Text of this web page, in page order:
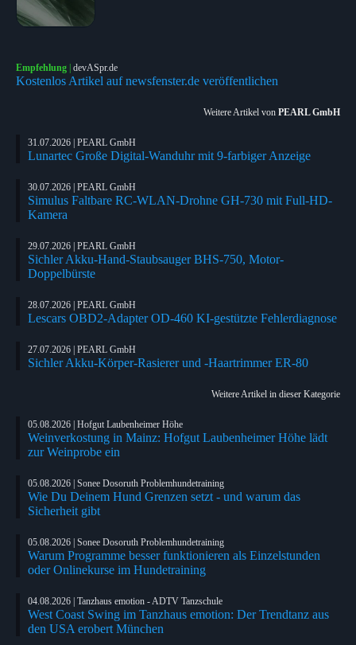
Empfehlung | devASpr.de
Kostenlos Artikel auf newsfenster.de veröffentlichen
Weitere Artikel von PEARL GmbH
31.07.2026 | PEARL GmbH
Lunartec Große Digital-Wanduhr mit 9-farbiger Anzeige
30.07.2026 | PEARL GmbH
Simulus Faltbare RC-WLAN-Drohne GH-730 mit Full-HD-
Kamera
29.07.2026 | PEARL GmbH
Sichler Akku-Hand-Staubsauger BHS-750, Motor-
Doppelbürste
28.07.2026 | PEARL GmbH
Lescars OBD2-Adapter OD-460 KI-gestützte Fehlerdiagnose
27.07.2026 | PEARL GmbH
Sichler Akku-Körper-Rasierer und -Haartrimmer ER-80
Weitere Artikel in dieser Kategorie
05.08.2026 | Hofgut Laubenheimer Höhe
Weinverkostung in Mainz: Hofgut Laubenheimer Höhe lädt
zur Weinprobe ein
05.08.2026 | Sonee Dosoruth Problemhundetraining
Wie Du Deinem Hund Grenzen setzt - und warum das
Sicherheit gibt
05.08.2026 | Sonee Dosoruth Problemhundetraining
Warum Programme besser funktionieren als Einzelstunden
oder Onlinekurse im Hundetraining
04.08.2026 | Tanzhaus emotion - ADTV Tanzschule
West Coast Swing im Tanzhaus emotion: Der Trendtanz aus
den USA erobert München